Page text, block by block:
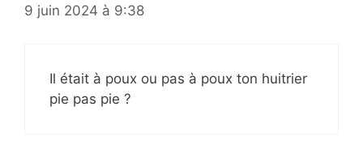
9 juin 2024 à 9:38
Il était à poux ou pas à poux ton huitrier
pie pas pie ?